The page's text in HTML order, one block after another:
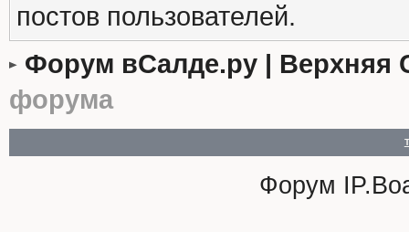
постов пользователей.
Форум вСалде.ру | Верхняя
форума
Форум